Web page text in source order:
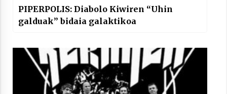
PIPERPOLIS: Diabolo Kiwiren “Uhin
galduak” bidaia galaktikoa